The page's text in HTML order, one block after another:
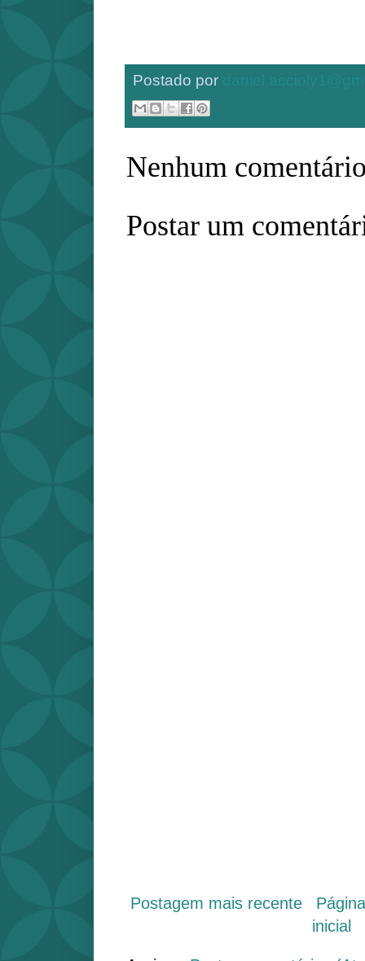
Postado por
Nenhum
Postar um
Postagem mais recente
inicial